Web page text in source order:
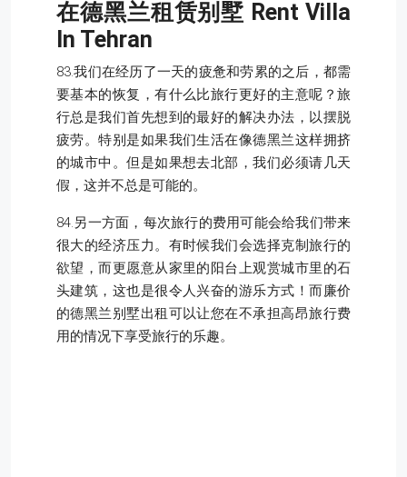
在德黑兰租赁别墅 Rent Villa
In Tehran
83.我们在经历了一天的疲惫和劳累的之后，都需
要基本的恢复，有什么比旅行更好的主意呢？旅
行总是我们首先想到的最好的解决办法，以摆脱
疲劳。特别是如果我们生活在像德黑兰这样拥挤
的城市中。但是如果想去北部，我们必须请几天
假，这并不总是可能的。
84.另一方面，每次旅行的费用可能会给我们带来
很大的经济压力。有时候我们会选择克制旅行的
欲望，而更愿意从家里的阳台上观赏城市里的石
头建筑，这也是很令人兴奋的游乐方式！而廉价
的德黑兰别墅出租可以让您在不承担高昂旅行费
用的情况下享受旅行的乐趣。